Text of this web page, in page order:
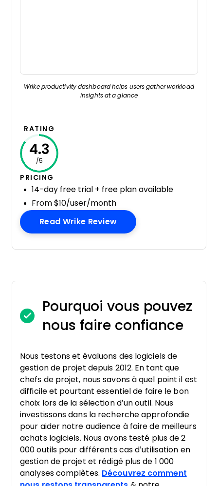
Wrike productivity dashboard helps users gather workload
insights at a glance
RATING
4.3
/5
PRICING
14-day free trial + free plan available
From $10/user/month
Read Wrike ReviewOpens New Window
Pourquoi vous pouvez
nous faire confiance
Nous testons et évaluons des logiciels de
gestion de projet depuis 2012. En tant que
chefs de projet, nous savons à quel point il est
difficile et pourtant essentiel de faire le bon
choix lors de la sélection d’un outil. Nous
investissons dans la recherche approfondie
pour aider notre audience à faire de meilleurs
achats logiciels. Nous avons testé plus de 2
000 outils pour différents cas d’utilisation en
gestion de projet et rédigé plus de 1 000
analyses complètes. Découvrez comment